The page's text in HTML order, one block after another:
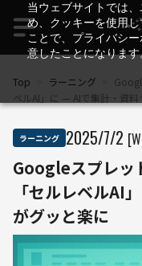
当ウェブサイトでは
め、クッキーを使用
ことで、プライバシ
意したことになります
Top ラーニング
ベルAI」に — AIで集計・資料
ラーニング 2025/7/2
Googleスプレッ
「セルレベルAI
がグッと楽に